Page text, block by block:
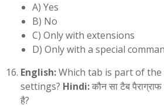
A) Yes
B) No
C) Only with extensions
D) Only with a special
English:Which tab is part of
settings? Hindi:कौन सा टैब
है?